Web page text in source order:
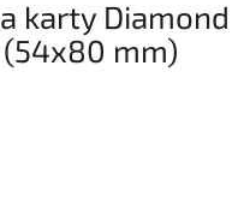
karty Diamond
(54x80 mm)